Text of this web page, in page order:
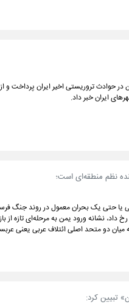
حوادث تروریستی اخیر ایران پرداخت و
ایران خبر داد.
نظم منطقه‌ای است؛
یا حتی یک بحران معمول در روند جنگ
تحلیل کرد. آنچه در هفته‌های پایانی سال ۲۰۲۵ و آغاز ۲۰۲۶ رخ داد، نشانه ورود یمن به
میان دو متحد اصلی ائتلاف عربی یعنی
تبیین کرد: